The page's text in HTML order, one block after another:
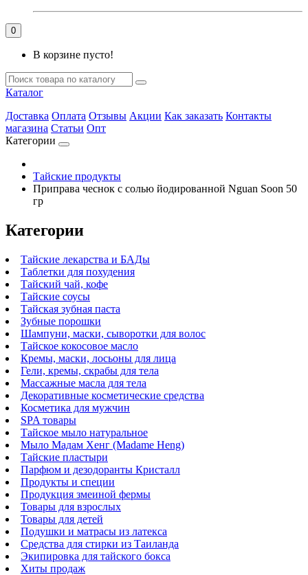
0
В корзине пусто!
Каталог
Доставка Оплата Отзывы Акции Как заказать Контакты
магазина Статьи Опт
Категории
Тайские продукты
Приправа чеснок с солью йодированной Nguan Soon 50
гр
Категории
Тайские лекарства и БАДы
Таблетки для похудения
Тайский чай, кофе
Тайские соусы
Тайская зубная паста
Зубные порошки
Шампуни, маски, сыворотки для волос
Тайское кокосовое масло
Кремы, маски, лосьоны для лица
Гели, кремы, скрабы для тела
Массажные масла для тела
Декоративные косметические средства
Косметика для мужчин
SPA товары
Тайское мыло натуральное
Мыло Мадам Хенг (Madame Heng)
Тайские пластыри
Парфюм и дезодоранты Кристалл
Продукты и специи
Продукция змеиной фермы
Товары для взрослых
Товары для детей
Подушки и матрасы из латекса
Средства для стирки из Таиланда
Экипировка для тайского бокса
Хиты продаж